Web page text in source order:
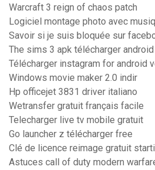
Warcraft 3 reign of chaos patch
Logiciel montage photo avec
Savoir si je suis bloquée sur
The sims 3 apk télécharger android
Télécharger instagram for android
Windows movie maker 2.0 indir
Hp officejet 3831 driver italiano
Wetransfer gratuit français facile
Telecharger live tv mobile gratuit
Go launcher z télécharger free
Clé de licence reimage gratuit
Astuces call of duty modern